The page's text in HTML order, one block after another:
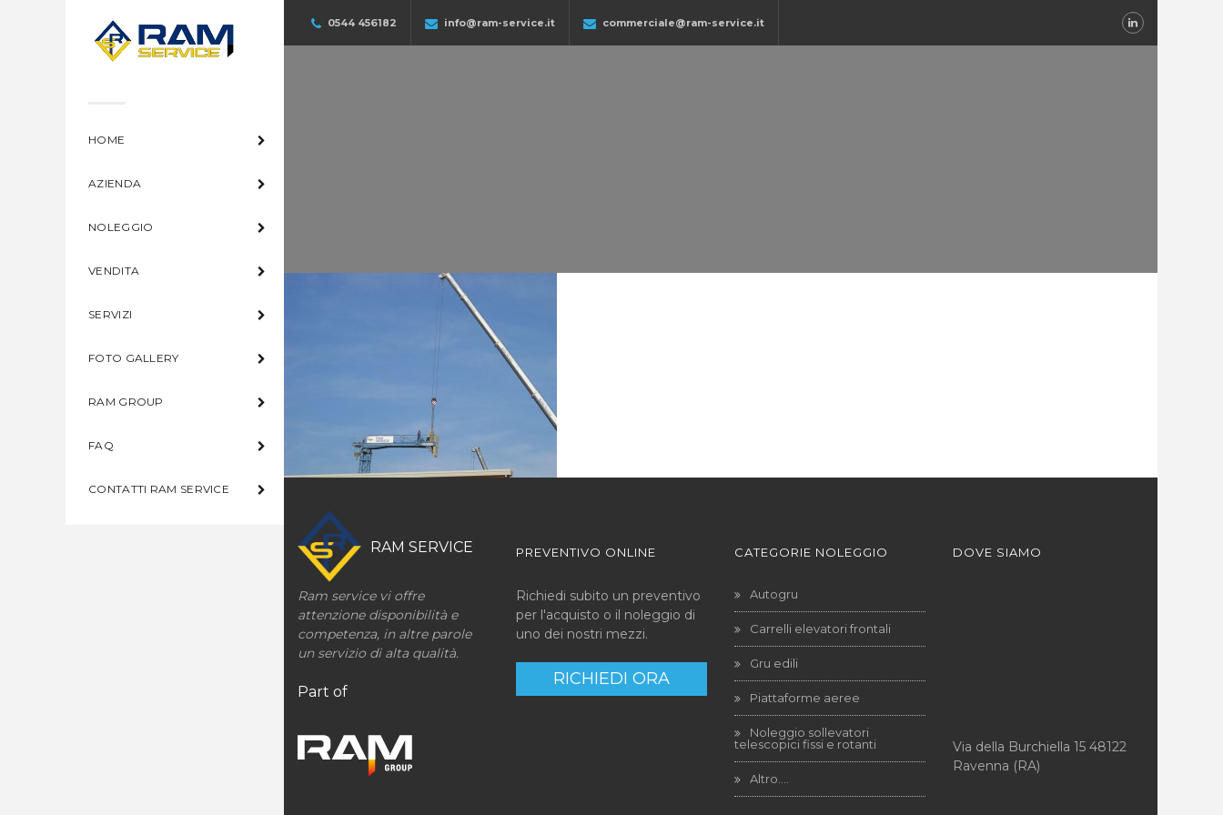
0544 456182 info@ram-service.it commerciale@ram-service.it
HOME
AZIENDA
NOLEGGIO
VENDITA
SERVIZI
FOTO GALLERY
RAM GROUP
FAQ
CONTATTI RAM SERVICE
RAM SERVICE
Ram service vi offre
attenzione disponibilità e
competenza, in altre parole
un servizio di alta qualità.
Part of
PREVENTIVO ONLINE
Richiedi subito un preventivo
per l'acquisto o il noleggio di
uno dei nostri mezzi.
RICHIEDI ORA
CATEGORIE NOLEGGIO
Autogru
Carrelli elevatori frontali
Gru edili
Piattaforme aeree
Noleggio sollevatori
telescopici fissi e rotanti
Altro….
DOVE SIAMO
Via della Burchiella 15 48122
Ravenna (RA)